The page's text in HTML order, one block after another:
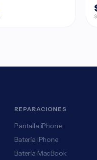
REPARACIONES
Pantalla iPhone
Batería iPhone
Batería MacBook